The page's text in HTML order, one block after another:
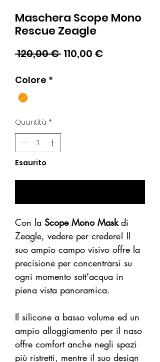
Maschera Scope Mono
Rescue Zeagle
120,00 € Prezzo
110,00 €Prezzo
Colore *
Quantità *
Esaurito
Con la Scope Mono Maskdi
Zeagle, vedere per credere! Il
suo ampio campo visivo offre la
precisione per concentrarsi su
ogni momento sott'acqua in
piena vista panoramica.
Il silicone a basso volume ed un
ampio alloggiamento per il naso
offre comfort anche negli spazi
più ristretti, mentre il suo design